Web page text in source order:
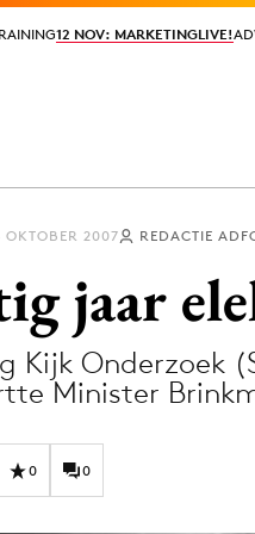
12 NOV: MARKETINGLIVE!
12 NOV: MARKETINGLIVE!
Digital transformation
Diversiteit
OKTOBER 2007 REDACTIE
jaar
Kijk Onderzoek
Minister
0 0